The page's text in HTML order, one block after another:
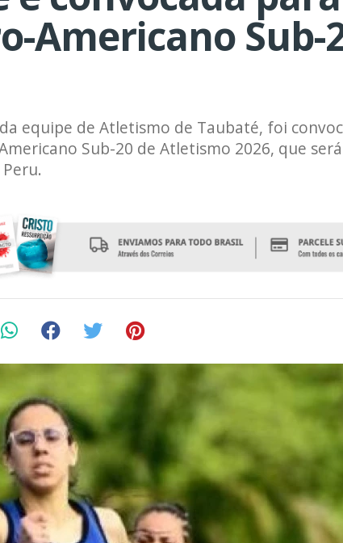
Americano Sub-
equipe de Atletismo de Taubaté, foi
Sub-20 de Atletismo 2026, que